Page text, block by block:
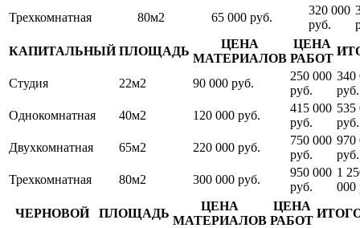
Трехкомнатная
80м2 65 000 руб.
320 000
руб.
КАПИТАЛЬНЫЙ ПЛОЩАДЬ
ЦЕНА
МАТЕРИАЛОВ
ЦЕНА
РАБОТ
Студия 22м2 90 000 руб.
250 000
руб.
340
руб.
Однокомнатная
40м2 120 000 руб.
415 000
руб.
535
руб.
Двухкомнатная
65м2 220 000 руб.
750 000
руб.
970
руб.
Трехкомнатная
80м2 300 000 руб.
950 000
руб.
1
000
ЧЕРНОВОЙ
ПЛОЩАДЬ
ЦЕНА
МАТЕРИАЛОВ
ЦЕНА
РАБОТ